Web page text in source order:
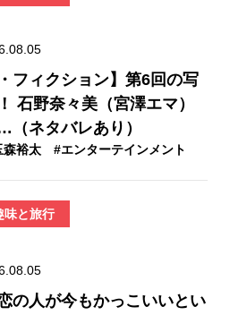
フィクション】第6回の写
石野奈々美（宮澤エマ）
ネタバレあり）
森裕太 #エンターテインメント
味と旅行
の人が今もかっこいいとい